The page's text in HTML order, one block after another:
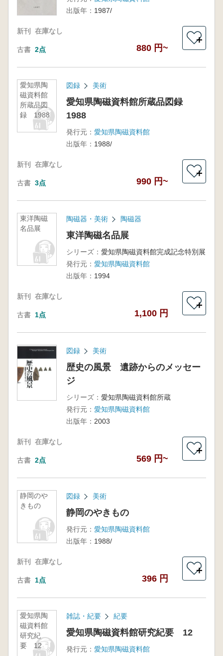
出版年： 1987/
新刊 在庫なし
古書 2点 880 円~
＋
愛知県陶
磁資料館
所蔵品図
録 1988
図録 美術
愛知県陶磁資料館所蔵品図録
1988
発行元： 愛知県陶磁資料館
出版年： 1988/
新刊 在庫なし
古書 3点 990 円~
＋
東洋陶磁
名品展
陶磁器・美術 陶磁器
東洋陶磁名品展
シリーズ： 愛知県陶磁資料館完成記念特別展
発行元： 愛知県陶磁資料館
出版年： 1994
新刊 在庫なし
古書 1点 1,100 円
＋
図録 美術
歴史の風景 遺跡からのメッセー
ジ
シリーズ： 愛知県陶磁資料館所蔵
発行元： 愛知県陶磁資料館
出版年： 2003
新刊 在庫なし
古書 2点 569 円~
＋
静岡のや
きもの
図録 美術
静岡のやきもの
発行元： 愛知県陶磁資料館
出版年： 1988/
新刊 在庫なし
古書 1点 396 円
＋
愛知県陶
磁資料館
研究紀
要 12
雑誌・紀要 紀要
愛知県陶磁資料館研究紀要 12
発行元： 愛知県陶磁資料館